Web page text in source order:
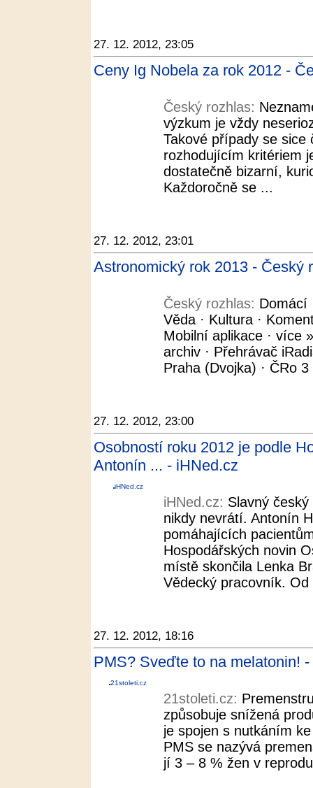
27. 12. 2012, 23:05
Ceny Ig Nobela za rok 2012 -
Český rozhlas:
výzkum je vždy
Takové případy se
rozhodujícím kritériem
dostatečně bizarní,
Každoročně se ...
27. 12. 2012, 23:01
Astronomický rok 2013 - Český
Český rozhlas: Domácí
Věda · Kultura ·
Mobilní aplikace · více
archiv · Přehrávač
Praha (Dvojka) · ČRo
27. 12. 2012, 23:00
Osobností roku 2012 je podle
Antonín ... - iHNed.cz
iHNed.cz
iHNed.cz: Slavný
nikdy nevrátí. Antonín
pomáhajících
Hospodářských novin
místě skončila Lenka
Vědecký pracovník. Od
27. 12. 2012, 18:16
PMS? Sveďte to na melatonin!
21stoleti.cz
21stoleti.cz:
způsobuje snížená
je spojen s nutkáním
PMS se nazývá
jí 3 – 8 % žen v